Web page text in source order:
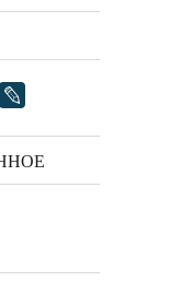
Светлана Коппел-Ковтун. Эссе из
книги ''Я думаю...